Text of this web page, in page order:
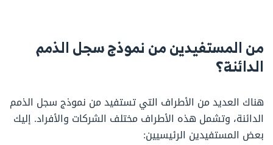
من المستفيدين من نموذج سجل الذمم
الدائنة؟
هناك العديد من الأطراف التي تستفيد من نموذج سجل الذمم
الدائنة، وتشمل هذه الأطراف مختلف الشركات والأفراد. إليك
بعض المستفيدين الرئيسيين: